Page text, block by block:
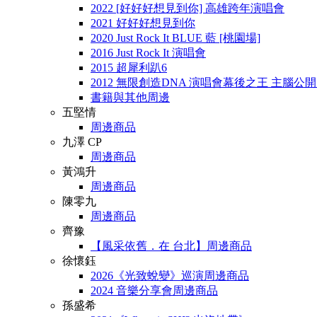
2022 [好好好想見到你] 高雄跨年演唱會
2021 好好好想見到你
2020 Just Rock It BLUE 藍 [桃園場]
2016 Just Rock It 演唱會
2015 超犀利趴6
2012 無限創造DNA 演唱會幕後之王 主腦公
書籍與其他周邊
五堅情
周邊商品
九澤 CP
周邊商品
黃鴻升
周邊商品
陳零九
周邊商品
齊豫
【風采依舊．在 台北】周邊商品
徐懷鈺
2026《光致蛻變》巡演周邊商品
2024 音樂分享會周邊商品
孫盛希